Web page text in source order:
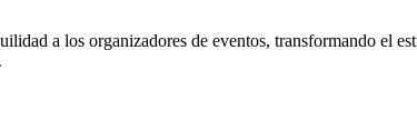
a los organizadores de eventos, transformando el